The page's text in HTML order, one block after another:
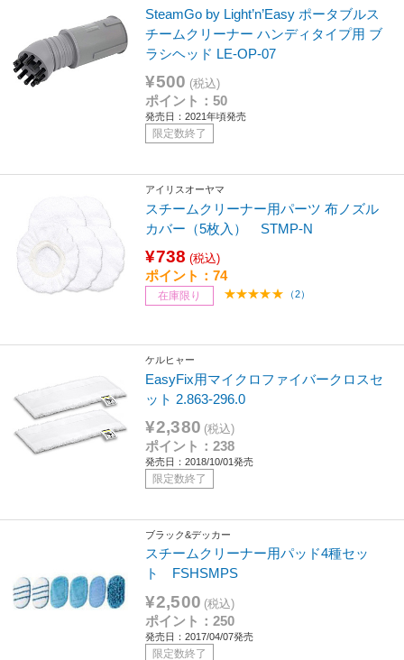
SteamGo by Light’n’Easy ポータブルス
チームクリーナー ハンディタイプ用 ブ
ラシヘッド LE-OP-07
¥500 (税込)
ポイント：50
発売日：2021年頃発売
限定数終了
アイリスオーヤマ
スチームクリーナー用パーツ 布ノズル
カバー（5枚入） STMP-N
¥738 (税込)
ポイント：74
在庫限り （2）
ケルヒャー
EasyFix用マイクロファイバークロスセ
ット 2.863-296.0
¥2,380 (税込)
ポイント：238
発売日：2018/10/01発売
限定数終了
ブラック&デッカー
スチームクリーナー用パッド4種セッ
ト FSHSMPS
¥2,500 (税込)
ポイント：250
発売日：2017/04/07発売
限定数終了